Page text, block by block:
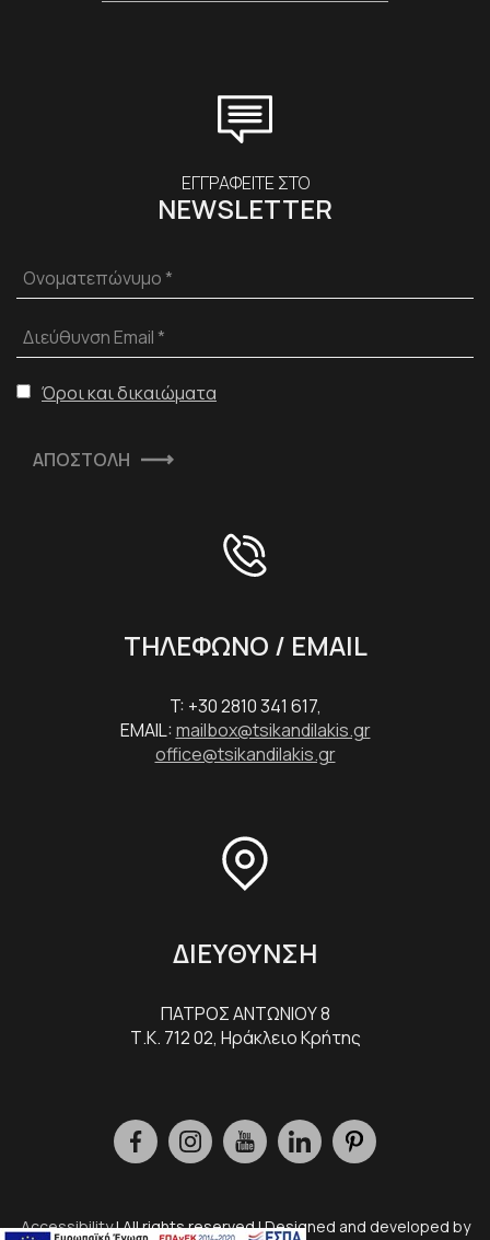
ΕΓΓΡΑΦΕΙΤΕ ΣΤΟ
NEWSLETTER
Ονοματεπώνυμο *
Διεύθυνση Email *
Όροι και δικαιώματα
ΑΠΟΣΤΟΛΗ
ΤΗΛΕΦΩΝΟ / EMAIL
T: +30 2810 341 617,
EMAIL:mailbox@tsikandilakis.gr
office@tsikandilakis.gr
ΔΙΕΥΘΥΝΣΗ
ΠΑΤΡΟΣ ΑΝΤΩΝΙΟΥ 8
Τ.Κ. 712 02, Ηράκλειο Κρήτης
Accessibility| All rights reserved | Designed and developed by